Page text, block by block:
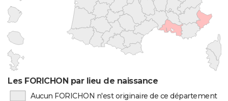
Les FORICHON par lieu de naissance
Aucun FORICHON n'est originaire de ce département